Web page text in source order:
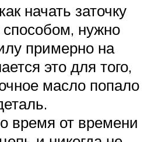
начать заточку
нужно
примерно на
это для того,
масло попало
время от времени